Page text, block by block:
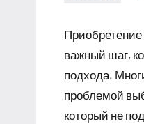
важный шаг,
подхода.
проблемой
который не